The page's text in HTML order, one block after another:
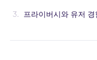
프라이버시와 유저